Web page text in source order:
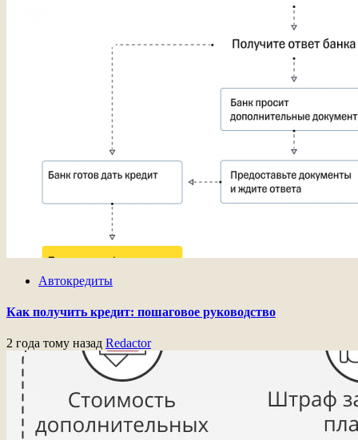
Автокредиты
Как получить кредит: пошаговое руководство
2 года тому назад Redactor